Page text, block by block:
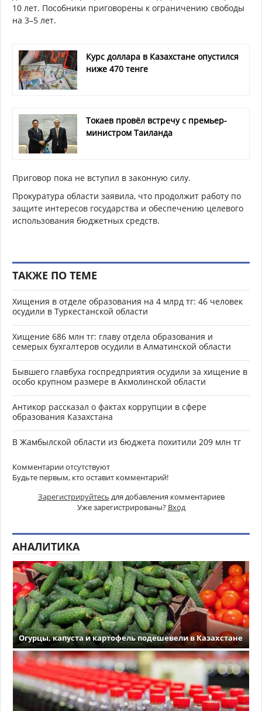
10 лет. Пособники приговорены к ограничению свободы
на 3–5 лет.
Курс доллара в Казахстане опустился
ниже 470 тенге
Токаев провёл встречу с премьер-
министром Таиланда
Приговор пока не вступил в законную силу.
Прокуратура области заявила, что продолжит работу по
защите интересов государства и обеспечению целевого
использования бюджетных средств.
ТАКЖЕ ПО ТЕМЕ
Хищения в отделе образования на 4 млрд тг: 46 человек
осудили в Туркестанской области
Хищение 686 млн тг: главу отдела образования и
семерых бухгалтеров осудили в Алматинской области
Бывшего главбуха госпредприятия осудили за хищение в
особо крупном размере в Акмолинской области
Антикор рассказал о фактах коррупции в сфере
образования Казахстана
В Жамбылской области из бюджета похитили 209 млн тг
Комментарии отсутствуют
Будьте первым, кто оставит комментарий!
Зарегистрируйтесь для добавления комментариев
Уже зарегистрированы? Вход
АНАЛИТИКА
Огурцы, капуста и картофель подешевели в Казахстане